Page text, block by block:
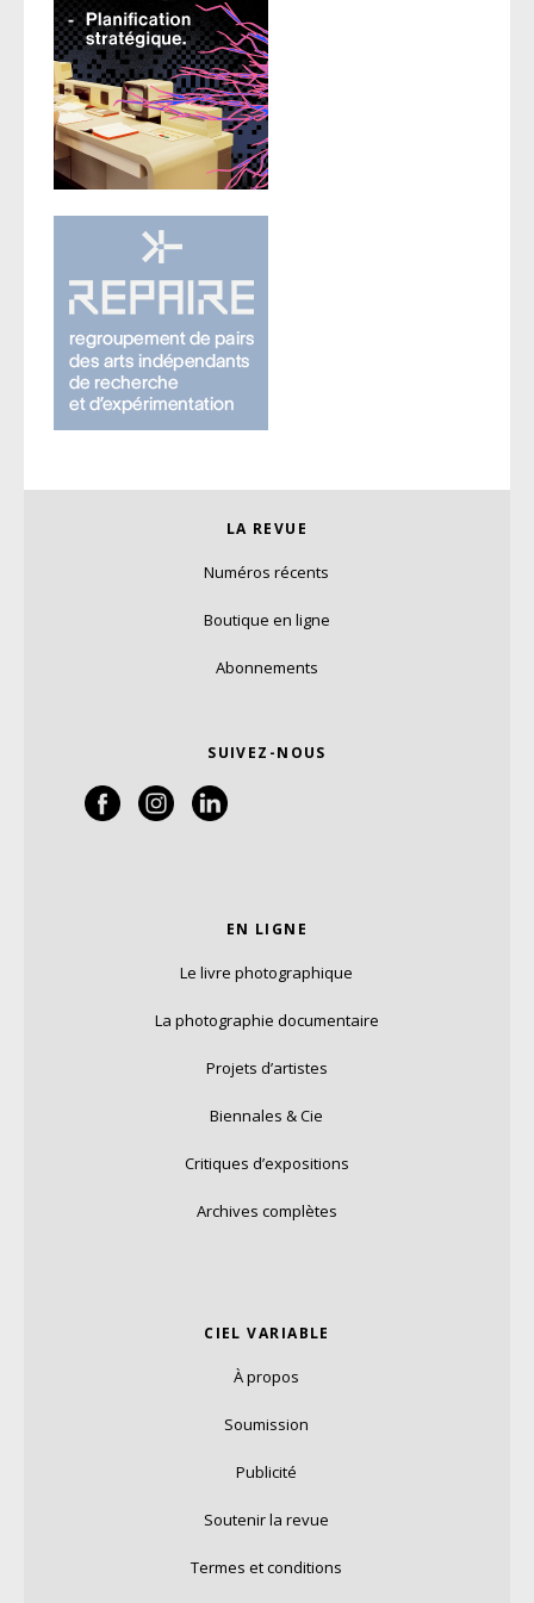
LA REVUE
Numéros récents
Boutique en ligne
Abonnements
SUIVEZ-NOUS
EN LIGNE
Le livre photographique
La photographie documentaire
Projets d’artistes
Biennales & Cie
Critiques d’expositions
Archives complètes
CIEL VARIABLE
À propos
Soumission
Publicité
Soutenir la revue
Termes et conditions